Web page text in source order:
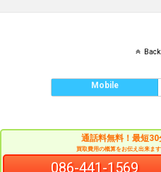
Mobile
通話料無料！最短30
買取費用の概算をお伝え出来ま
086-441-1569